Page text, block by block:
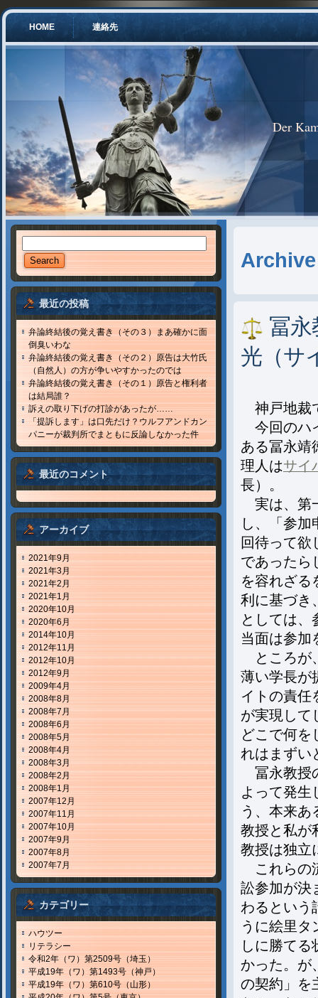
HOME 連絡先
Der
最近の投稿
弁論終結後の覚え書き（その３）まあ確かに面
倒臭いわな
弁論終結後の覚え書き（その２）原告は大竹氏
（自然人）の方が争いやすかったのでは
弁論終結後の覚え書き（その１）原告と権利者
は結局誰？
訴えの取り下げの打診があったが……
「提訴します」は口先だけ？ウルフアンドカン
パニーが裁判所でまともに反論しなかった件
最近のコメント
アーカイブ
2021年9月
2021年3月
2021年2月
2021年1月
2020年10月
2020年6月
2014年10月
2012年11月
2012年10月
2012年9月
2009年4月
2008年8月
2008年7月
2008年6月
2008年5月
2008年4月
2008年3月
2008年2月
2008年1月
2007年12月
2007年11月
2007年10月
2007年9月
2007年8月
2007年7月
カテゴリー
ハウツー
リテラシー
令和2年（ワ）第2509号（埼玉）
平成19年（ワ）第1493号（神戸）
平成19年（ワ）第610号（山形）
冨永
光（サ
神戸地裁
今回のハ
ある冨永靖
理人はサイ
長）。
実は、第
し、「参
回待って欲
であったら
を容れざる
利に基づき
としては、
当面は参加
ところが
薄い学長が
イトの責任
が実現して
どこで何を
れはまずい
冨永教授
よって発生
う、本来あ
教授と私が
教授は独立
これらの
訟参加が決
わるという
うに絵里タ
しに勝て
かった。が
の契約」を